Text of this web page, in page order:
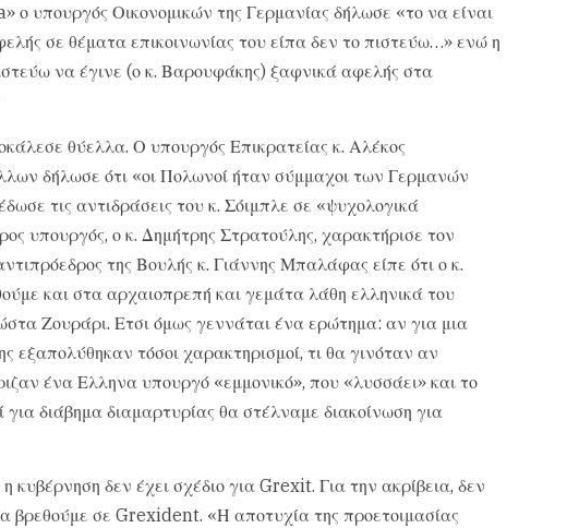
ο υπουργός Οικονομικών της Γερμανίας δήλωσε «το να είναι
σε θέματα επικοινωνίας του είπα δεν το πιστεύω…» ενώ η
να έγινε (ο κ. Βαρουφάκης) ξαφνικά αφελής στα
θύελλα. Ο υπουργός Επικρατείας κ. Αλέκος
δήλωσε ότι «οι Πολωνοί ήταν σύμμαχοι των Γερμανών
τις αντιδράσεις του κ. Σόιμπλε σε «ψυχολογικά
υπουργός, ο κ. Δημήτρης Στρατούλης, χαρακτήρισε τον
της Βουλής κ. Γιάννης Μπαλάφας είπε ότι ο κ.
και στα αρχαιοπρεπή και γεμάτα λάθη ελληνικά του
Ζουράρι. Ετσι όμως γεννάται ένα ερώτημα: αν για μια
εξαπολύθηκαν τόσοι χαρακτηρισμοί, τι θα γινόταν αν
ένα Ελληνα υπουργό «εμμονικό», που «λυσσάει» και το
για διάβημα διαμαρτυρίας θα στέλναμε διακοίνωση για
κυβέρνηση δεν έχει σχέδιο για Grexit. Για την ακρίβεια, δεν
βρεθούμε σε Grexident. «Η αποτυχία της προετοιμασίας